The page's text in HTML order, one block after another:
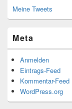
Meine Tweets
Meta
Anmelden
Eintrags-Feed
Kommentar-Feed
WordPress.org